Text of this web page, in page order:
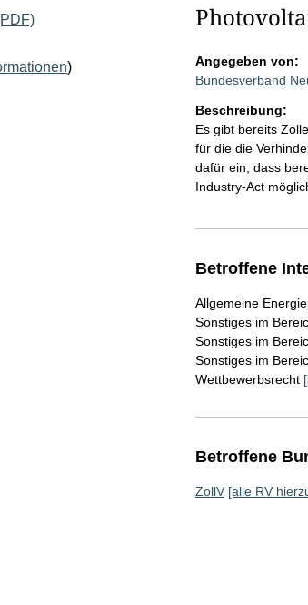
)
Angegeben von:
Bundesverband
Beschreibung:
Es gibt bereits
für die die
dafür ein, dass
Industry-Act
Betroffene
Allgemeine
Sonstiges im
Sonstiges im
Sonstiges im
Wettbewerbsrecht
Betroffene
ZollV [alle RV